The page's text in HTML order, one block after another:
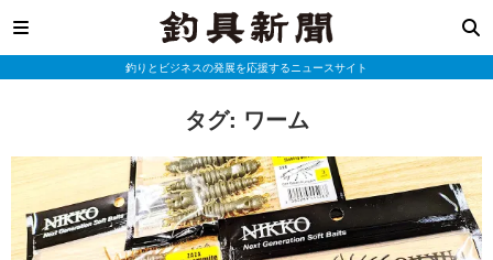
釣りとビジネスの発展を応援するニュースサイト
タグ: ワーム